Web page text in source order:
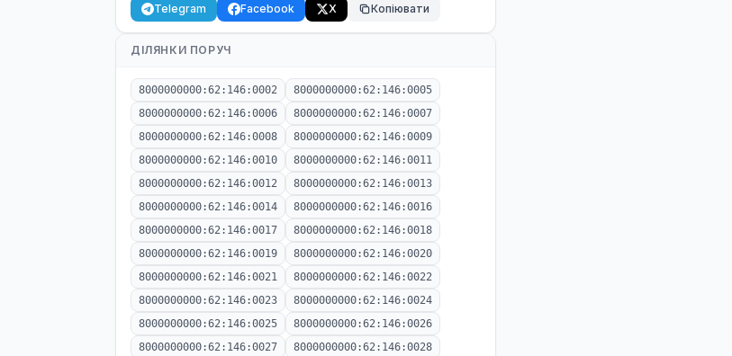
Telegram Facebook X Копіювати
ДІЛЯНКИ ПОРУЧ
8000000000:62:146:0002
8000000000:62:146:0005
8000000000:62:146:0006
8000000000:62:146:0007
8000000000:62:146:0008
8000000000:62:146:0009
8000000000:62:146:0010
8000000000:62:146:0011
8000000000:62:146:0012
8000000000:62:146:0013
8000000000:62:146:0014
8000000000:62:146:0016
8000000000:62:146:0017
8000000000:62:146:0018
8000000000:62:146:0019
8000000000:62:146:0020
8000000000:62:146:0021
8000000000:62:146:0022
8000000000:62:146:0023
8000000000:62:146:0024
8000000000:62:146:0025
8000000000:62:146:0026
8000000000:62:146:0027
8000000000:62:146:0028